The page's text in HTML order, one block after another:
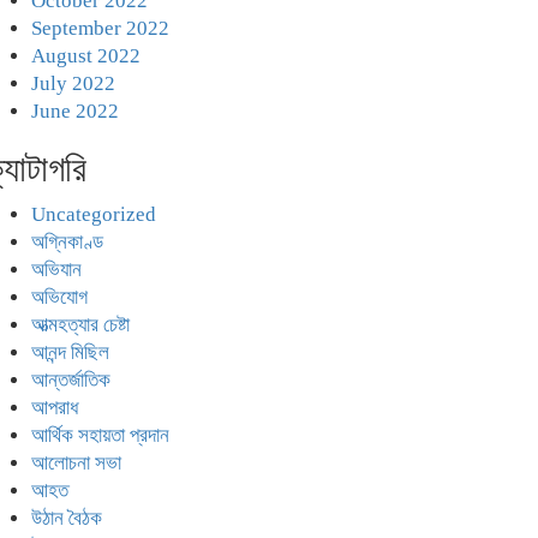
September 2022
August 2022
July 2022
June 2022
Uncategorized
অগ্নিকাণ্ড
অভিযান
অভিযোগ
আত্মহত্যার চেষ্টা
আনন্দ মিছিল
আন্তর্জাতিক
আপরাধ
আর্থিক সহায়তা প্রদান
আলোচনা সভা
আহত
উঠান বৈঠক